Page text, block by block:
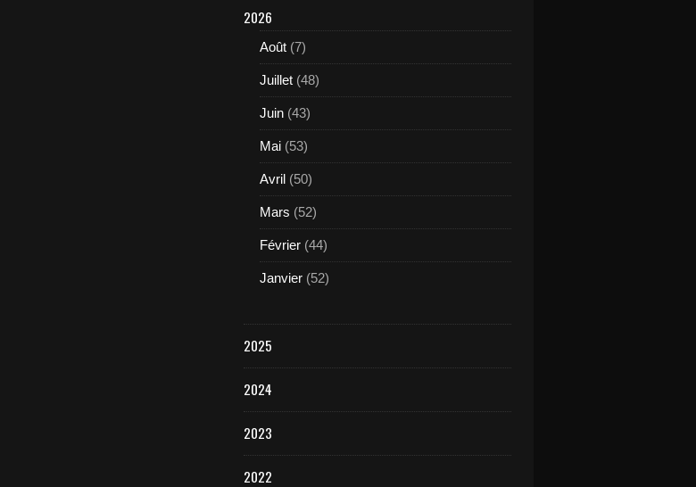
2026
Août (7)
Juillet (48)
Juin (43)
Mai (53)
Avril (50)
Mars (52)
Février (44)
Janvier (52)
2025
2024
2023
2022